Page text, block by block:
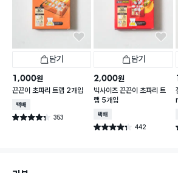
담기
1,000원
끈끈이 초파리 트랩 2개입
택배배송
별점 4.3점 353
건 작성
담기
2,000원
빅사이즈 끈끈이 초파리 트
랩 5개입
택배배송
별점 4.3점 442
건 작성